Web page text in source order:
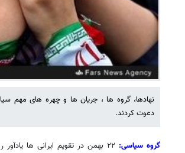
دعوت کردند.
گروه سیاسی:
۲۲ بهمن در تقویم ایرانی ها